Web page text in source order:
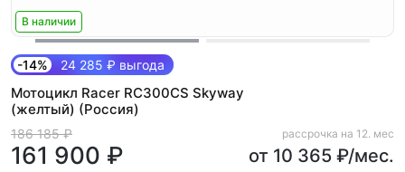
В наличии
-14% 24 285 ₽ выгода
Мотоцикл Racer RC300CS Skyway
(желтый) (Россия)
186 185 ₽
161 900 ₽
рассрочка на 12. мес
от 10 365 ₽/мес.